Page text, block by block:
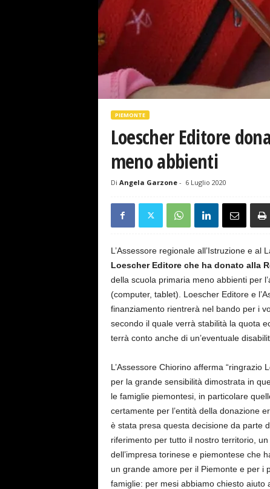
PIEMONTE
Loescher Editore
meno abbienti
Di Angela Garzone- 6 Luglio 2020
L’Assessore regionale all’Istruzione e al
Loescher Editore che ha donato alla
della scuola primaria meno abbienti per
(computer, tablet). Loescher Editore e
finanziamento rientrerà nel bando per i
secondo il quale verrà stabilità la quota
terrà conto anche di un’eventuale
L’Assessore Chiorino afferma
per la grande sensibilità dimostrata in
le famiglie piemontesi, in particolare
certamente per l’entità della donazione
è stata presa questa decisione da parte
riferimento per tutto il nostro territorio,
dell’impresa torinese e piemontese che
un grande amore per il Piemonte e per i
famiglie: per mesi abbiamo chiesto